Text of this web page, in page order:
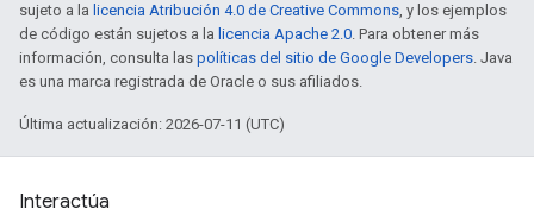
sujeto a la licencia Atribución 4.0 de Creative Commons, y los ejemplos
de código están sujetos a la licencia Apache 2.0. Para obtener más
información, consulta las políticas del sitio de Google Developers. Java
es una marca registrada de Oracle o sus afiliados.
Última actualización: 2026-07-11 (UTC)
Interactúa